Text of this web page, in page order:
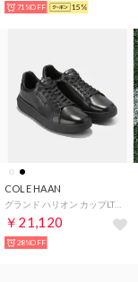
71%OFF 15%
COLE HAAN
￥21,120
28%OFF